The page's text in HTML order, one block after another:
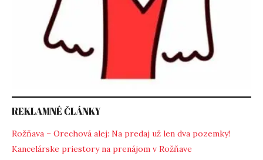
REKLAMNÉ ČLÁNKY
Rožňava – Orechová alej: Na predaj už len dva pozemky!
Kancelárske priestory na prenájom v Rožňave